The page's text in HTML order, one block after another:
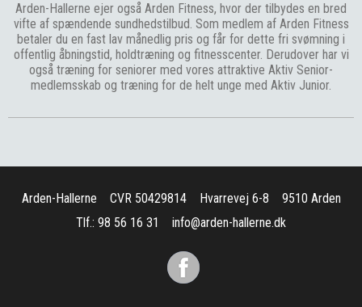
Arden-Hallerne ejer også Arden Fitness, hvor der tilbydes en bred
vifte af spændende sundhedstilbud. Som medlem af Arden Fitness
betaler du en fast lav månedlig pris og får for dette fri svømning i
offentlig åbningstid, holdtræning og fitnesscenter. Derudover har vi
også træning for seniorer med vores attraktive Aktiv Senior-
medlemsskab og træning for de helt unge med Aktiv Junior.
Arden-Hallerne CVR 50429814 Hvarrevej 6-8
9510 Arden
Tlf.: 98 56 16 31
info@arden-hallerne.dk